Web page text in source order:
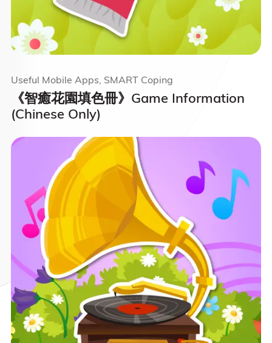
《智癒花園填色冊》Game Information
(Chinese Only)
Useful Mobile Apps, SMART Coping